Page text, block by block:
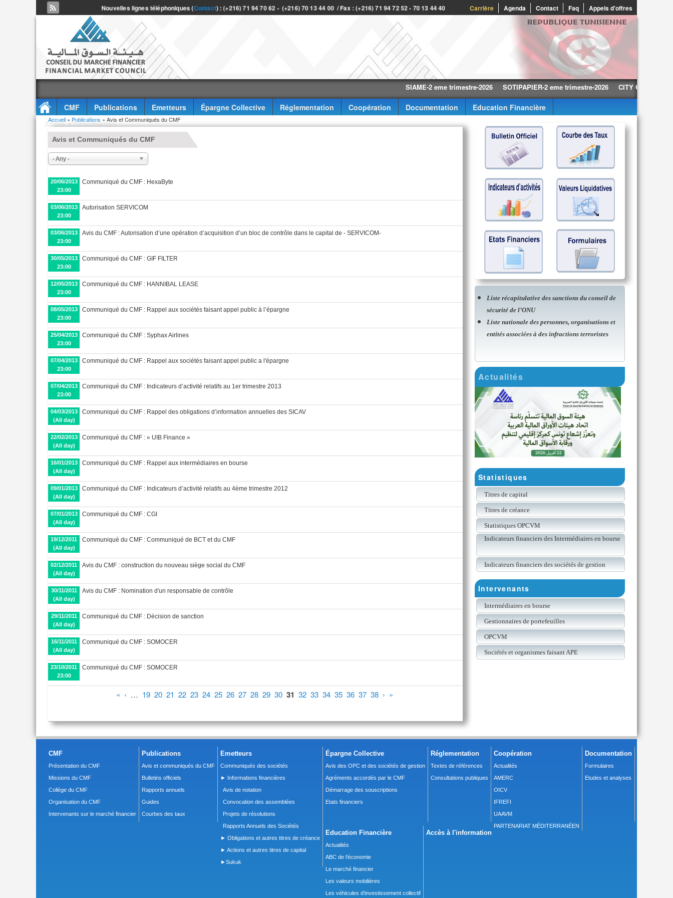
Carrière Agenda Contact Faq Appels d'offres
Nouvelles lignes téléphoniques (Contact) : (+216) 71 94 70 62 - (+216) 70 13 44 00 / Fax : (+216) 71 94 72 52 - 70 13 44 40
SIAME-2 eme trimestre-2026 SOTIPAPIER-2 eme trimestre-2026 CITY CARS-2 eme
CMF Publications Emetteurs Épargne Collective Réglementation Coopération Documentation
Education Financière
Accès à l'information
Vous êtes ici
Accueil » Publications » Avis et Communiqués du CMF
Avis et Communiqués du CMF
- Any -
20/06/2013
23:00
Communiqué du CMF : HexaByte
03/06/2013
23:00
Autorisation SERVICOM
03/06/2013
23:00
Avis du CMF : Autorisation d’une opération d’acquisition d’un bloc de contrôle dans le capital de - SERVICOM-
30/05/2013
23:00
Communiqué du CMF : GIF FILTER
12/05/2013
23:00
Communiqué du CMF : HANNIBAL LEASE
08/05/2013
23:00
Communiqué du CMF : Rappel aux sociétés faisant appel public à l’épargne
25/04/2013
23:00
Communiqué du CMF : Syphax Airlines
07/04/2013
23:00
Communiqué du CMF : Rappel aux sociétés faisant appel public a l'épargne
07/04/2013
23:00
Communiqué du CMF : Indicateurs d’activité relatifs au 1er trimestre 2013
04/03/2013
(All day)
Communiqué du CMF : Rappel des obligations d’information annuelles des SICAV
22/02/2013
(All day)
Communiqué du CMF : « UIB Finance »
16/01/2013
(All day)
Communiqué du CMF : Rappel aux intermédiaires en bourse
09/01/2013
(All day)
Communiqué du CMF : Indicateurs d’activité relatifs au 4ème trimestre 2012
07/01/2013
(All day)
Communiqué du CMF : CGI
19/12/2011
(All day)
Communiqué du CMF : Communiqué de BCT et du CMF
02/12/2011
(All day)
Avis du CMF : construction du nouveau siège social du CMF
30/11/2011
(All day)
Avis du CMF : Nomination d'un responsable de contrôle
29/11/2011
(All day)
Communiqué du CMF : Décision de sanction
16/11/2011
(All day)
Communiqué du CMF : SOMOCER
23/10/2011
23:00
Communiqué du CMF : SOMOCER
« ‹ … 19 20 21 22 23 24 25 26 27 28 29 30 31 32 33 34 35 36 37 38 › »
Liste récapitulative des sanctions du conseil de
sécurité de l’ONU
Liste nationale des personnes, organisations et
entités associées à des infractions terroristes
Actualités
Statistiques
Titres de capital
Titres de créance
Statistiques OPCVM
Indicateurs financiers des Intermédiaires en bourse
Indicateurs financiers des sociétés de gestion
Intervenants
Intermédiaires en bourse
Gestionnaires de portefeuilles
OPCVM
Sociétés et organismes faisant APE
CMF
Présentation du CMF
Missions du CMF
Collège du CMF
Organisation du CMF
Intervenants sur le marché financier
Publications
Avis et communiqués du CMF
Bulletins officiels
Rapports annuels
Guides
Courbes des taux
Emetteurs
Communiqués des sociétés
► Informations financières
Avis de notation
Convocation des assemblées
Projets de résolutions
Rapports Annuels des Sociétés
► Obligations et autres titres de créance
► Actions et autres titres de capital
►Sukuk
Épargne Collective
Avis des OPC et des sociétés de gestion
Agréments accordés par le CMF
Démarrage des souscriptions
Etats financiers
Réglementation
Textes de références
Consultations publiques
Coopération
Actualités
AMERC
OICV
IFREFI
UAAVM
PARTENARIAT MÉDITERRANÉEN
Documentation
Formulaires
Etudes et analyses
Education Financière
Actualités
ABC de l’économie
Le marché financier
Les valeurs mobilières
Les véhicules d’investissement collectif
Accès à l'information